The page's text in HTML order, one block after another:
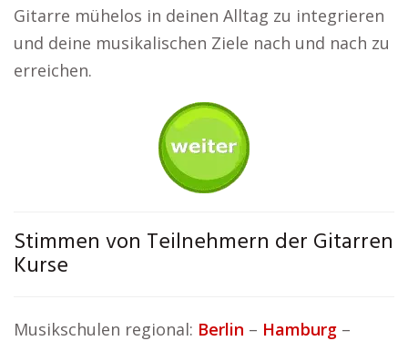
Gitarre mühelos in deinen Alltag zu integrieren
und deine musikalischen Ziele nach und nach zu
erreichen.
Stimmen von Teilnehmern der Gitarren
Kurse
Musikschulen regional: Berlin – Hamburg –